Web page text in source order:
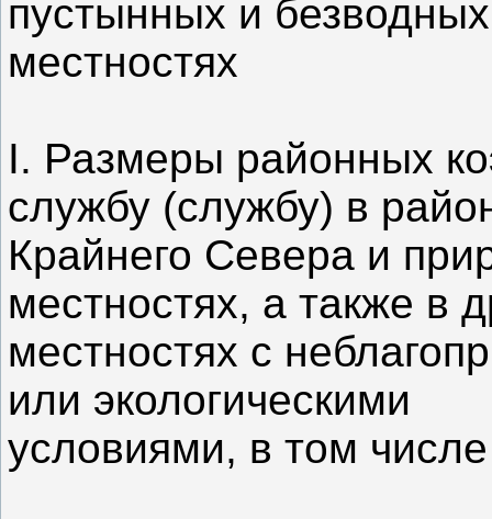
пустынных и безводных
местностях
I. Размеры районных
службу (службу) в
Крайнего Севера и
местностях, а также в
местностях с
или экологическими
условиями, в том